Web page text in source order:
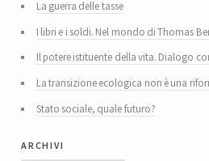
La guerra delle tasse
I libri e i soldi. Nel mondo di Thomas
Il potere istituente della vita. Dialogo
La transizione ecologica non è una
Stato sociale, quale futuro?
archivi